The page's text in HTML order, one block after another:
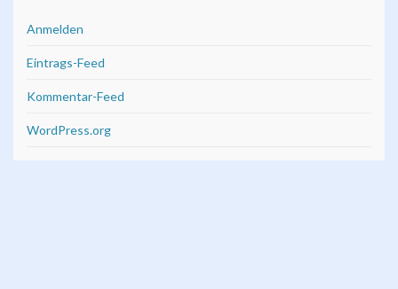
Anmelden
Eintrags-Feed
Kommentar-Feed
WordPress.org